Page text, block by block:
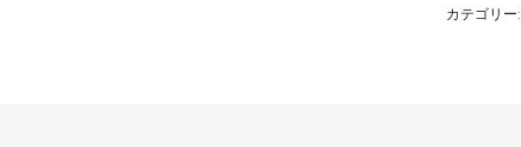
カテゴリー: